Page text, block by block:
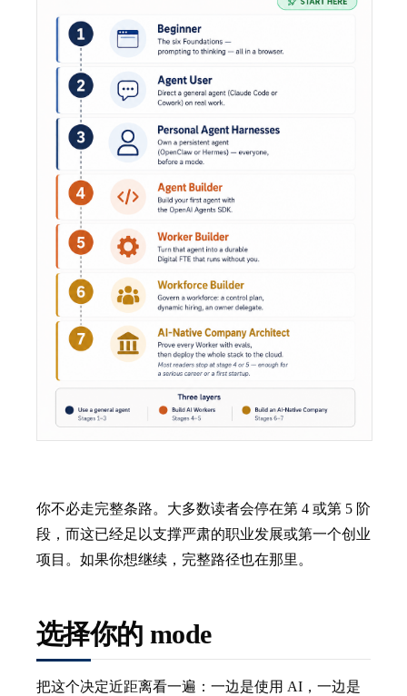
你不必走完整条路。大多数读者会停在第 4 或第 5 阶
段，而这已经足以支撑严肃的职业发展或第一个创业
项目。如果你想继续，完整路径也在那里。
选择你的 mode
把这个决定近距离看一遍：一边是使用 AI，一边是